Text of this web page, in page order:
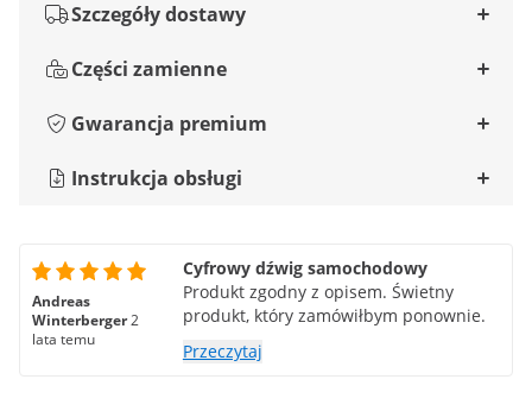
Szczegóły dostawy
Części zamienne
Gwarancja premium
Instrukcja obsługi
Andreas
Winterberger2
lata temu
Cyfrowy dźwig samochodowy
Produkt zgodny z opisem. Świetny
produkt, który zamówiłbym ponownie.
Przeczytaj